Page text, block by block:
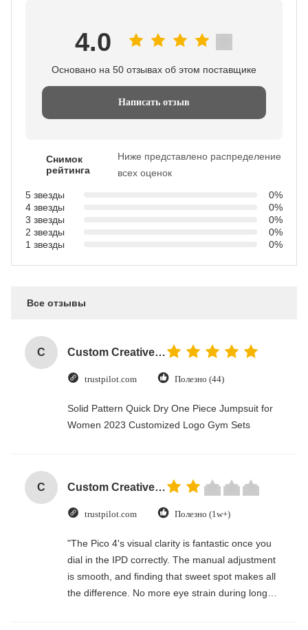
4.0
Основано на 50 отзывах об этом поставщике
Написать отзыв
Снимок
рейтинга
Ниже представлено распределение
всех оценок
5 звезды
0%
4 звезды
0%
3 звезды
0%
2 звезды
0%
1 звезды
0%
Все отзывы
C Custom Creative Goodie Christmas Kraft Paper Gift Bag with Your Own Logo for Xmas Decorative Party
trustpilot.com Полезно (44)
Solid Pattern Quick Dry One Piece Jumpsuit for
Women 2023 Customized Logo Gym Sets
C Custom Creative Goodie Christmas Kraft Paper Gift Bag with Your Own Logo for Xmas Decorative Party
trustpilot.com Полезно (1w+)
"The Pico 4's visual clarity is fantastic once you
dial in the IPD correctly. The manual adjustment
is smooth, and finding that sweet spot makes all
the difference. No more eye strain during long